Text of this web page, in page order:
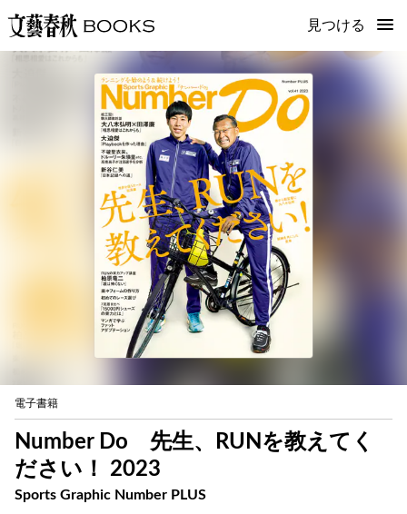
見つける
電子書籍
Number Do 先生、RUNを教えてく
ださい！ 2023
Sports Graphic Number PLUS